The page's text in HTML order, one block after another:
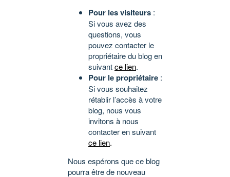
Pour les visiteurs :
Si vous avez des
questions, vous
pouvez contacter le
propriétaire du blog en
suivantce lien.
Pour le propriétaire :
Si vous souhaitez
rétablir l’accès à votre
blog, nous vous
invitons à nous
contacter en suivant
ce lien.
Nous espérons que ce blog
pourra être de nouveau